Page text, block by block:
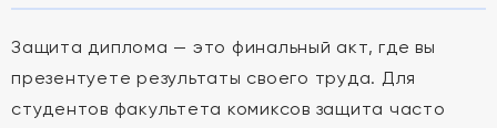
Защита диплома — это финальный акт, где вы
презентуете результаты своего труда. Для
студентов факультета комиксов защита часто